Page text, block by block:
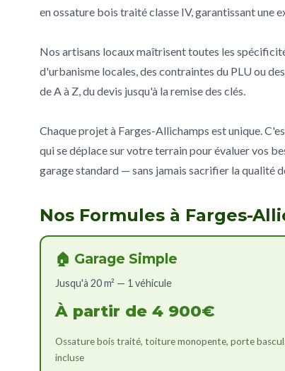
en ossature bois traité classe IV, garantissant une
Nos artisans locaux maîtrisent toutes les
d'urbanisme locales, des contraintes du PLU ou
de A à Z, du devis jusqu'à la remise des clés.
Chaque projet à Farges-Allichamps est unique.
qui se déplace sur votre terrain pour évaluer vos
garage standard — sans jamais sacrifier la qualité
Nos Formules à Farges-
🏠 Garage Simple
Jusqu'à 20 m² — 1 véhicule
À partir de 4 900€
Ossature bois traité, toiture monopente, porte
incluse